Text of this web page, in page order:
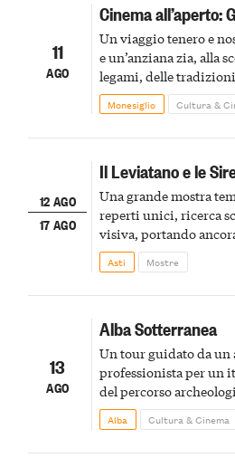
11
AGO
Cinema all’aperto:
Un viaggio tenero e
e un’anziana zia, alla
legami, delle
Monesiglio Cultura &
12 AGO
17 AGO
Il Leviatano e le
Una grande mostra
reperti unici, ricerca
visiva, portando
della scena le
Asti Mostre
13
AGO
Alba Sotterranea
Un tour guidato da un
professionista per un
del percorso
Alba Cultura & Cinema